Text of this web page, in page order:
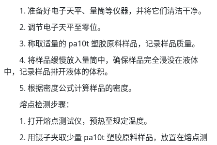
1. 准备好电子天平、量筒等仪器，并将它们清洁干净。
2. 调节电子天平至零位。
3. 称取适量的 pa10t 塑胶原料样品，记录样品质量。
4. 将样品缓慢放入量筒中，确保样品完全浸没在液体
中，记录样品排开液体的体积。
5. 根据密度公式计算样品的密度。
熔点检测步骤：
1. 打开熔点测试仪，预热至规定温度。
2. 用镊子夹取少量 pa10t 塑胶原料样品，放置在熔点测